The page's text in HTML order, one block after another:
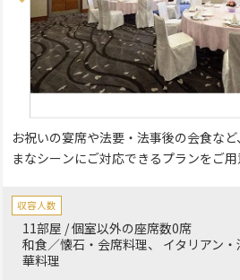
お祝いの宴席や法要・法事後の会食な
まなシーンにご対応できるプランをご用
収容人数
11部屋 / 個室以外の座席数0席
和食／懐石・会席料理
イタリアン・
華料理